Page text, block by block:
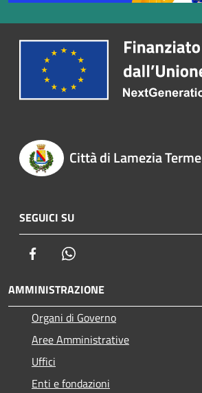
Città di Lamezia Terme
SEGUICI SU
Facebook
AMMINISTRAZIONE
Organi di Governo
Aree Amministrative
Uffici
Enti e fondazioni